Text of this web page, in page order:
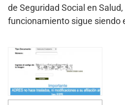
de Seguridad Social en
funcionamiento sigue siendo